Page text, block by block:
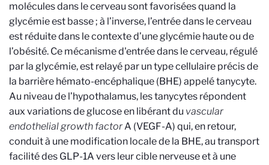
molécules dans le cerveau sont favorisées quand la
glycémie est basse ; à l’inverse, l’entrée dans le cerveau
est réduite dans le contexte d’une glycémie haute ou de
l’obésité. Ce mécanisme d'entrée dans le cerveau, régulé
par la glycémie, est relayé par un type cellulaire précis de
la barrière hémato-encéphalique (BHE) appelé tanycyte.
Au niveau de l’hypothalamus, les tanycytes répondent
aux variations de glucose en libérant du vascular
endothelial growth factorA (VEGF-A) qui, en retour,
conduit à une modification locale de la BHE, au transport
facilité des GLP-1A vers leur cible nerveuse et à une